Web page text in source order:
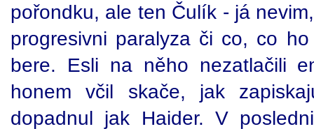
pořondku, ale ten Čulík - já
progresivni paralyza či co, co
bere. Esli na něho nezatlačili
honem včil skače, jak
dopadnul jak Haider. V